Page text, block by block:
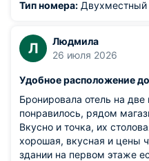
Тип номера: Двухместный
Л
Людмила
26 июля 2026
Удобное расположение
Бронировала отель на две
понравилось, рядом
Вкусно и точка, их
хорошая, вкусная и цены
здании на первом этаже